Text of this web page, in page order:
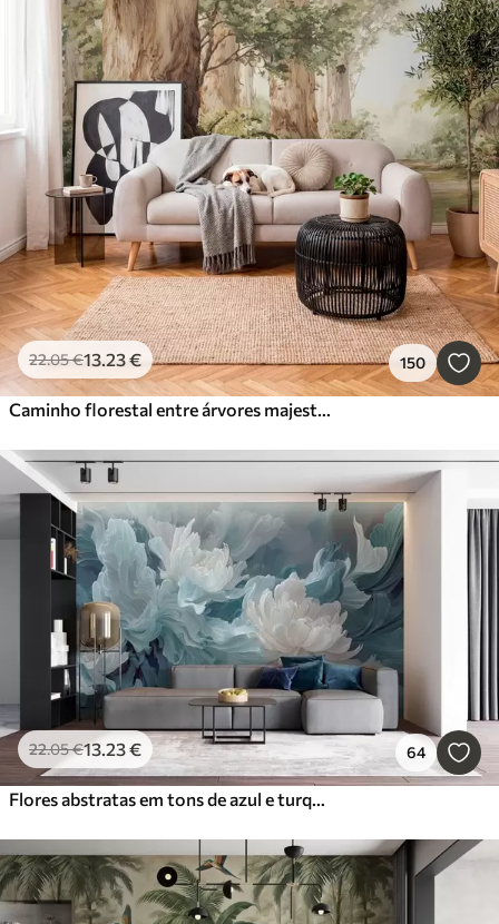
22.05€13.23€ 150
Caminho florestal entre árvores majestosas em estilo aquarela
22.05€13 .23€ 64